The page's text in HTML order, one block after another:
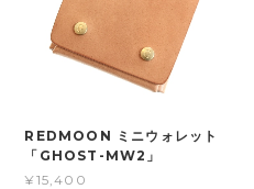
REDMOON ミニウォレット
「GHOST-MW2」
¥15,400